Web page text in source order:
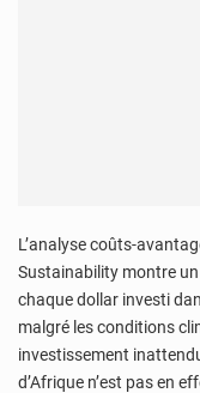
L’analyse coûts-
Sustainability montre
chaque dollar investi
malgré les conditions
investissement
d’Afrique n’est pas en